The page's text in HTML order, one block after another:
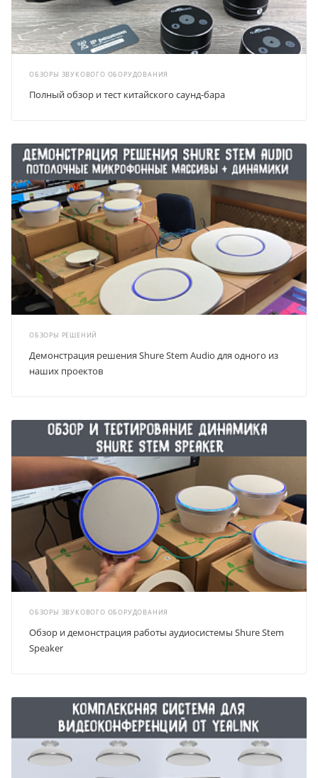
ОБЗОРЫ ЗВУКОВОГО ОБОРУДОВАНИЯ
Полный обзор и тест китайского саунд-бара
ОБЗОРЫ РЕШЕНИЙ
Демонстрация решения Shure Stem Audio для одного из
наших проектов
ОБЗОРЫ ЗВУКОВОГО ОБОРУДОВАНИЯ
Обзор и демонстрация работы аудиосистемы Shure Stem
Speaker